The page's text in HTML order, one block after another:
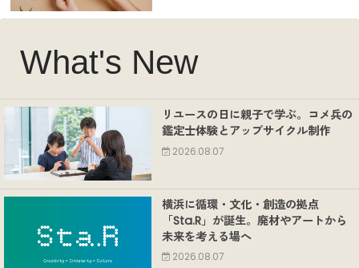
What's New
リユースの日に親子で学ぶ。コメ兵の
鑑定士体験とアップサイクル制作
2026.08.07
横浜に循環・文化・創造の拠点
「Sta.R」が誕生。廃材やアートから
未来を考える場へ
2026.08.07